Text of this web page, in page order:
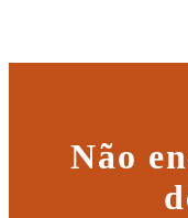
Não